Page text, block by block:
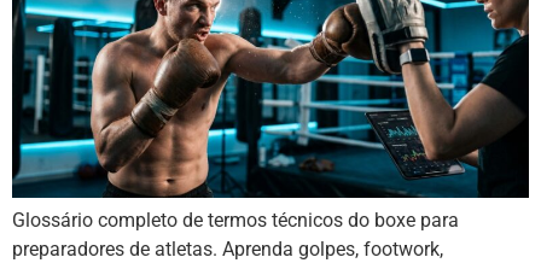
Glossário completo de termos técnicos do boxe para
preparadores de atletas. Aprenda golpes, footwork,